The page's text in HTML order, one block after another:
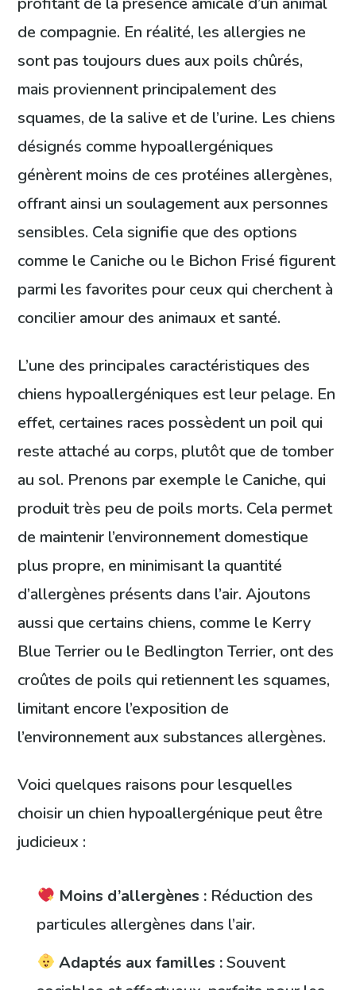
de compagnie. En réalité, les allergies ne
sont pas toujours dues aux poils chûrés,
mais proviennent principalement des
squames, de la salive et de l’urine. Les chiens
désignés comme hypoallergéniques
génèrent moins de ces protéines allergènes,
offrant ainsi un soulagement aux personnes
sensibles. Cela signifie que des options
comme le Caniche ou le Bichon Frisé figurent
parmi les favorites pour ceux qui cherchent à
concilier amour des animaux et santé.
L’une des principales caractéristiques des
chiens hypoallergéniques est leur pelage. En
effet, certaines races possèdent un poil qui
reste attaché au corps, plutôt que de tomber
au sol. Prenons par exemple le Caniche, qui
produit très peu de poils morts. Cela permet
de maintenir l’environnement domestique
plus propre, en minimisant la quantité
d’allergènes présents dans l’air. Ajoutons
aussi que certains chiens, comme le Kerry
Blue Terrier ou le Bedlington Terrier, ont des
croûtes de poils qui retiennent les squames,
limitant encore l’exposition de
l’environnement aux substances allergènes.
Voici quelques raisons pour lesquelles
choisir un chien hypoallergénique peut être
judicieux :
Moins d’allergènes : Réduction des
particules allergènes dans l’air.
Adaptés aux familles :Souvent